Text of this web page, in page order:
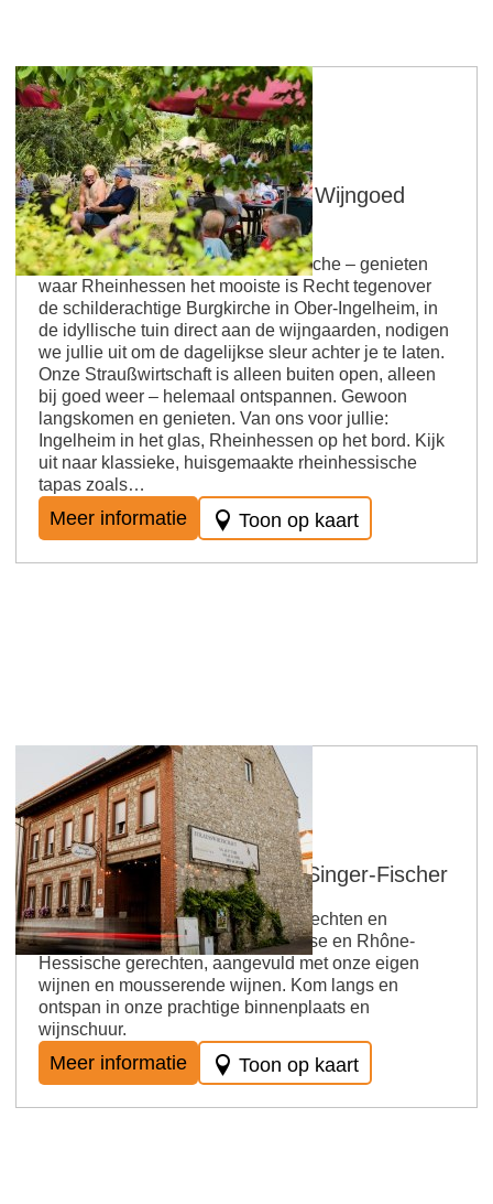
Ingelheim am Rhein
Straußwirtschaft in de tuin - Wijngoed
Hamm
Tuin-Straußwirtschaft bij de Burgkirche – genieten
waar Rheinhessen het mooiste is Recht tegenover
de schilderachtige Burgkirche in Ober-Ingelheim, in
de idyllische tuin direct aan de wijngaarden, nodigen
we jullie uit om de dagelijkse sleur achter je te laten.
Onze Straußwirtschaft is alleen buiten open, alleen
bij goed weer – helemaal ontspannen. Gewoon
langskomen en genieten. Van ons voor jullie:
Ingelheim in het glas, Rheinhessen op het bord. Kijk
uit naar klassieke, huisgemaakte rheinhessische
tapas zoals…
Meer informatie Toon op kaart
Ingelheim - Großwinternheim
Straußwirtschaft - Weingut Singer-Fischer
Geniet van onze huisgemaakte gerechten en
specialiteiten. Een mix van Italiaanse en Rhône-
Hessische gerechten, aangevuld met onze eigen
wijnen en mousserende wijnen. Kom langs en
ontspan in onze prachtige binnenplaats en
wijnschuur.
Meer informatie Toon op kaart